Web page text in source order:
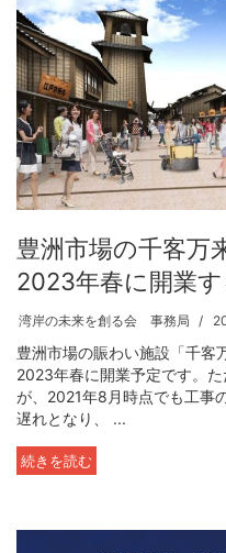
豊洲市場の千客万
2023年春に開業す
湾岸の未来を創る会 事務局
豊洲市場の賑わい施設「千客
2023年春に開業予定です。
が、2021年8月時点でも工事
遅れとなり、 ...
続きを読む